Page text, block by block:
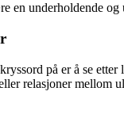
en underholdende
på er å se
relasjoner mellom